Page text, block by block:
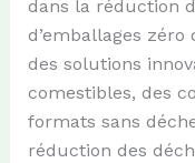
dans la réduction
d’emballages zéro
des solutions
comestibles, des
formats sans
réduction des